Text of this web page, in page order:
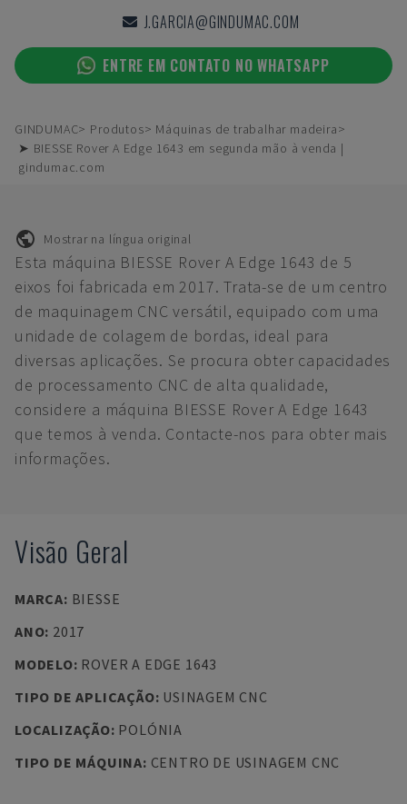
J.GARCIA@GINDUMAC.COM
ENTRE EM CONTATO NO WHATSAPP
GINDUMAC Produtos
Máquinas de trabalhar madeira
➤ BIESSE Rover A Edge 1643 em segunda mão à venda |
gindumac.com
Mostrar na língua original
Esta máquina BIESSE Rover A Edge 1643 de 5
eixos foi fabricada em 2017. Trata-se de um centro
de maquinagem CNC versátil, equipado com uma
unidade de colagem de bordas, ideal para
diversas aplicações. Se procura obter capacidades
de processamento CNC de alta qualidade,
considere a máquina BIESSE Rover A Edge 1643
que temos à venda. Contacte-nos para obter mais
informações.
Visão Geral
MARCA: BIESSE
ANO: 2017
MODELO: ROVER A EDGE 1643
TIPO DE APLICAÇÃO: USINAGEM CNC
LOCALIZAÇÃO: POLÓNIA
TIPO DE MÁQUINA: CENTRO DE USINAGEM CNC